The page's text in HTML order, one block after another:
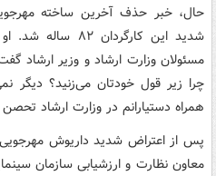
حال، خبر حذف آخرین ساخته
شدید این
مسئولان وزارت ارشاد و وزیر ارشاد
چرا زیر قول خودتان می‌زنید؟ دیگر
همراه دستیارانم در وزارت ارشاد
پس از اعتراض شدید داریوش
معاون نظارت و ارزشیابی سازمان